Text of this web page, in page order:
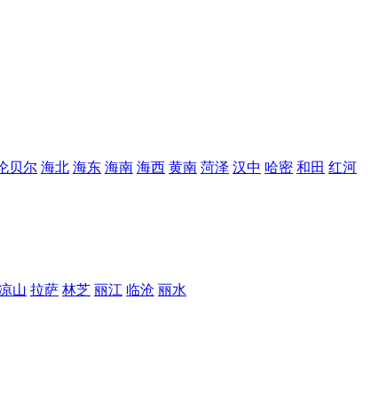
贝尔 海北 海东 海南 海西 黄南 菏泽 汉中 哈密 和田 红河
山 拉萨 林芝 丽江 临沧 丽水